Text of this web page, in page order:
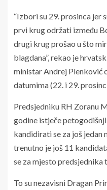
“Izbori su 29. prosinca jer
prvi krug održati između
drugi krug prošao u što
blagdana”, rekao je
ministar Andrej Plenković
datumima (22. i 29.
Predsjedniku RH Zoranu
godine istječe
kandidirati se za još jedan
trenutno je još 11
se za mjesto predsjednika
To su nezavisni Dragan